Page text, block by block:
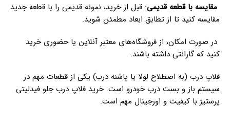
مقایسه با قطعه قدیمی: قبل از خرید، نمونه قدیمی را با قطعه جدید
مقایسه کنید تا از تطابق ابعاد مطمئن شوید.
در صورت امکان، از فروشگاه‌های معتبر آنلاین یا حضوری خرید
کنید که گارانتی داشته باشند.
فلاپ درب (به اصطلاح لولا یا پاشنه درب) یکی از قطعات مهم در
سیستم باز و بست درب خودرو است. خرید فلاپ درب جلو فیدلیتی
پرستیژ با کیفیت و اورجینال مهم است.